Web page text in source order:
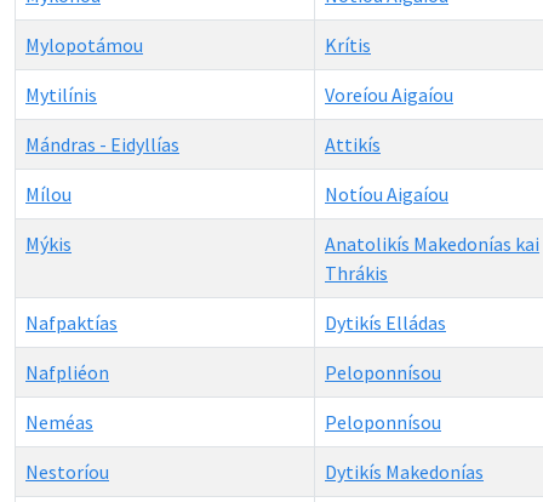
Mylopotámou Krítis
Mytilínis Voreíou Aigaíou
Mándras - Eidyllías Attikís
Mílou Notíou Aigaíou
Mýkis
Anatolikís Makedonías kai
Thrákis
Nafpaktías Dytikís Elládas
Nafpliéon Peloponnísou
Neméas Peloponnísou
Nestoríou Dytikís Makedonías